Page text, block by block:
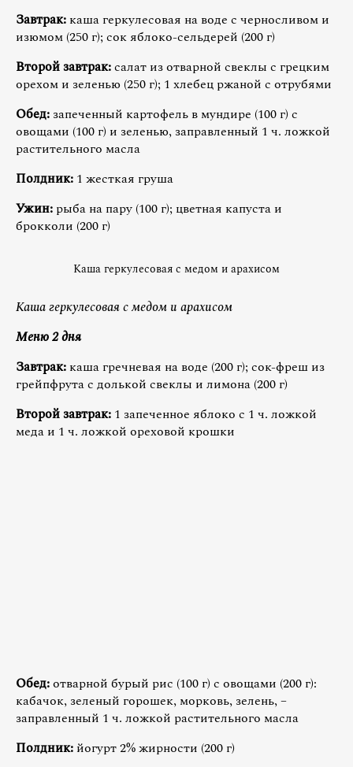
Завтрак: каша геркулесовая на воде с черносливом и
изюмом (250 г); сок яблоко-сельдерей (200 г)
Второй завтрак:салат из отварной свеклы с грецким
орехом и зеленью (250 г); 1 хлебец ржаной с отрубями
Обед: запеченный картофель в мундире (100 г) с
овощами (100 г) и зеленью, заправленный 1 ч. ложкой
растительного масла
Полдник: 1 жесткая груша
Ужин: рыба на пару (100 г); цветная капуста и
брокколи (200 г)
Каша геркулесовая с медом и арахисом
Каша геркулесовая с медом и арахисом
Меню 2 дня
Завтрак: каша гречневая на воде (200 г); сок-фреш из
грейпфрута с долькой свеклы и лимона (200 г)
Второй завтрак: 1 запеченное яблоко с 1 ч. ложкой
меда и 1 ч. ложкой ореховой крошки
Обед:отварной бурый рис (100 г) с овощами (200 г):
кабачок, зеленый горошек, морковь, зелень, –
заправленный 1 ч. ложкой растительного масла
Полдник: йогурт 2% жирности (200 г)